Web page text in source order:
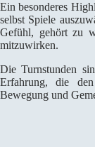
Ein besonderes
selbst Spiele
Gefühl, gehört zu
mitzuwirken.
Die Turnstunden
Erfahrung, die
Bewegung und